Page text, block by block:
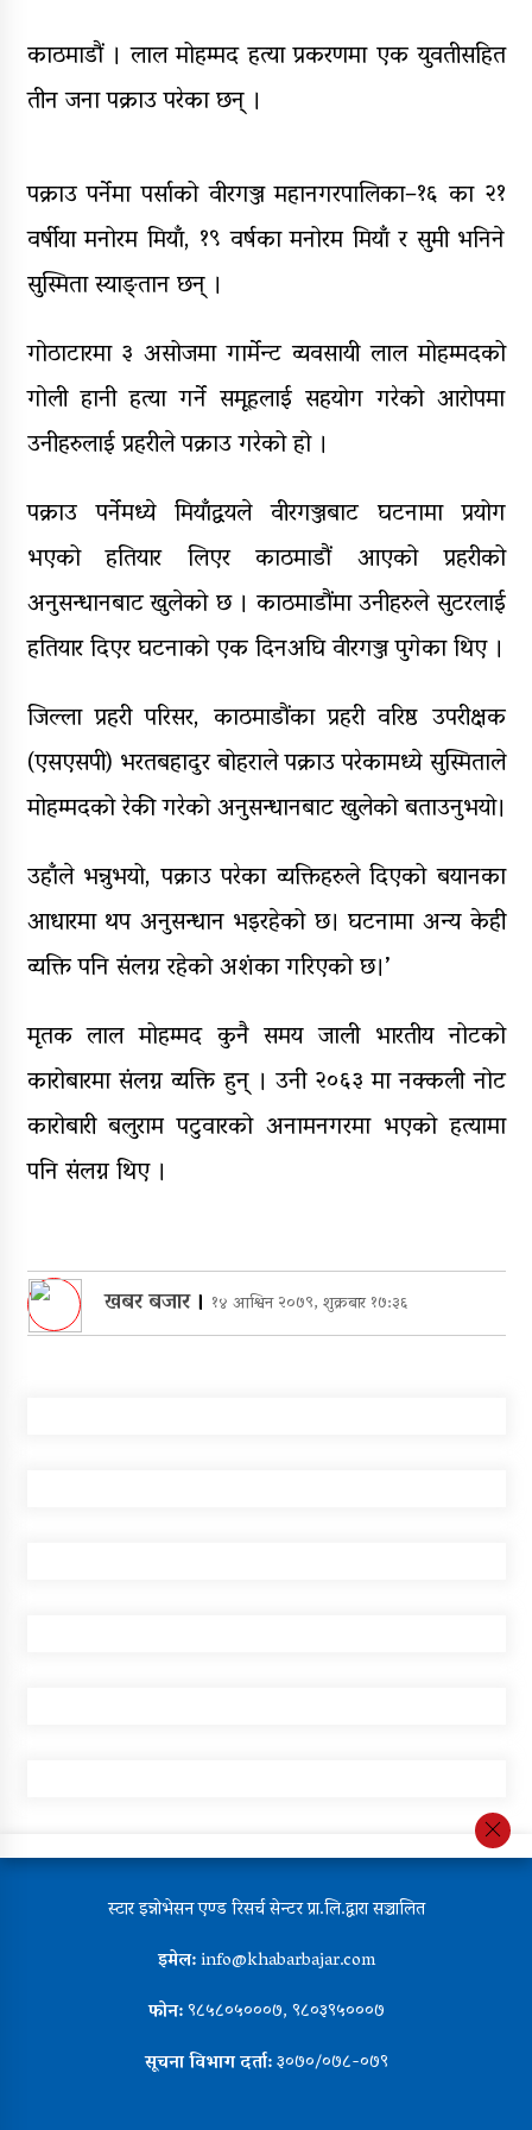
मृत्यु, दुई घाइते
घरमाथिबाट पहिरो खसेपछि १३ घरधुरी
स्थानान्तरण
पाँच लाख घुससहित कर अधिकृत
रंगेहात पक्राऊ
काठमाडौं । लाल मोहम्मद हत्या प्रकरणमा एक युवतीसहित
तीन जना पक्राउ परेका छन् ।
पक्राउ पर्नेमा पर्साको वीरगञ्ज महानगरपालिका–१६ का २१
वर्षीया मनोरम मियाँ, १९ वर्षका मनोरम मियाँ र सुमी भनिने
सुस्मिता स्याङ्तान छन् ।
गोठाटारमा ३ असोजमा गार्मेन्ट व्यवसायी लाल मोहम्मदको
गोली हानी हत्या गर्ने समूहलाई सहयोग गरेको आरोपमा
उनीहरुलाई प्रहरीले पक्राउ गरेको हो ।
पक्राउ पर्नेमध्ये मियाँद्वयले वीरगञ्जबाट घटनामा प्रयोग
भएको हतियार लिएर काठमाडौं आएको प्रहरीको
अनुसन्धानबाट खुलेको छ । काठमाडौंमा उनीहरुले सुटरलाई
हतियार दिएर घटनाको एक दिनअघि वीरगञ्ज पुगेका थिए ।
जिल्ला प्रहरी परिसर, काठमाडौंका प्रहरी वरिष्ठ उपरीक्षक
(एसएसपी) भरतबहादुर बोहराले पक्राउ परेकामध्ये सुस्मिताले
मोहम्मदको रेकी गरेको अनुसन्धानबाट खुलेको बताउनुभयो।
उहाँले भन्नुभयो, पक्राउ परेका व्यक्तिहरुले दिएको बयानका
आधारमा थप अनुसन्धान भइरहेको छ। घटनामा अन्य केही
व्यक्ति पनि संलग्न रहेको अशंका गरिएको छ।’
मृतक लाल मोहम्मद कुनै समय जाली भारतीय नोटको
कारोबारमा संलग्न व्यक्ति हुन् । उनी २०६३ मा नक्कली नोट
कारोबारी बलुराम पटुवारको अनामनगरमा भएको हत्यामा
पनि संलग्न थिए ।
खबर बजार। १४ आश्विन २०७९, शुक्रबार १७:३६
स्टार इन्नोभेसन एण्ड रिसर्च सेन्टर प्रा.लि.द्वारा सञ्चालित
इमेल:info@khabarbajar.com
फोन:९८५८०५०००७, ९८०३९५०००७
सूचना विभाग दर्ता:३०७०/०७८-०७९